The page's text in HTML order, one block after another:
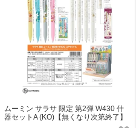
ムーミン サラサ 限定 第2弾 W430 什
器セットA (KO)【無くなり次第終了】